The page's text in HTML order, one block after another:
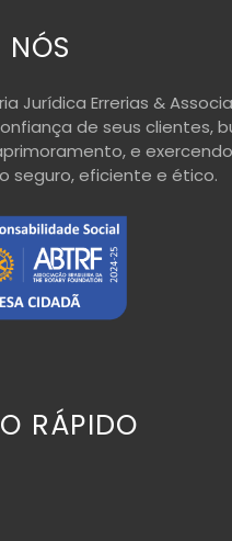
NÓS
Jurídica Errerias &
de seus clientes,
e
seguro, eficiente e ético.
RÁPIDO